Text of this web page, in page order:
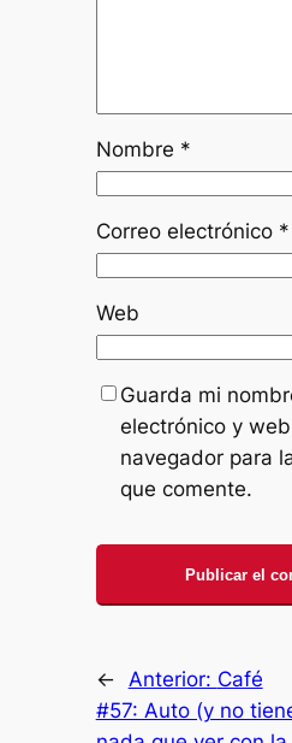
Nombre *
Correo electrónico *
Web
Guarda mi
electrónico y
navegador para
que comente.
← Anterior: Café
#57: Auto (y no